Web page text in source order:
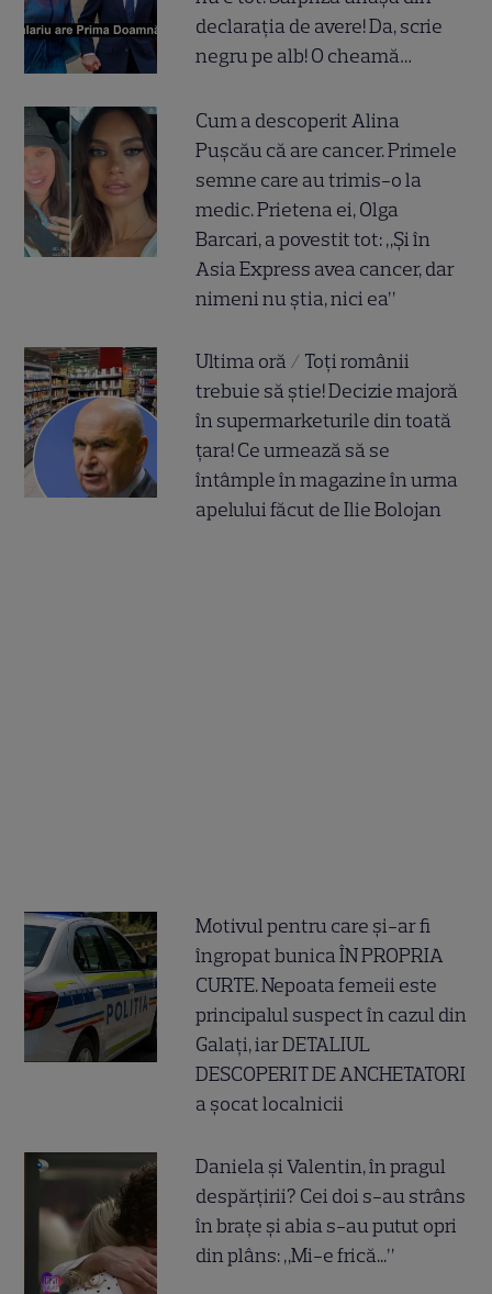
declarația de avere! Da, scrie
negru pe alb! O cheamă…
Cum a descoperit Alina
Pușcău că are cancer. Primele
semne care au trimis-o la
medic. Prietena ei, Olga
Barcari, a povestit tot: „Și în
Asia Express avea cancer, dar
nimeni nu știa, nici ea”
Ultima oră / Toți românii
trebuie să știe! Decizie majoră
în supermarketurile din toată
țara! Ce urmează să se
întâmple în magazine în urma
apelului făcut de Ilie Bolojan
Motivul pentru care și-ar fi
îngropat bunica ÎN PROPRIA
CURTE. Nepoata femeii este
principalul suspect în cazul din
Galați, iar DETALIUL
DESCOPERIT DE ANCHETATORI
a șocat localnicii
Daniela și Valentin, în pragul
despărțirii? Cei doi s-au strâns
în brațe și abia s-au putut opri
din plâns: „Mi-e frică...”